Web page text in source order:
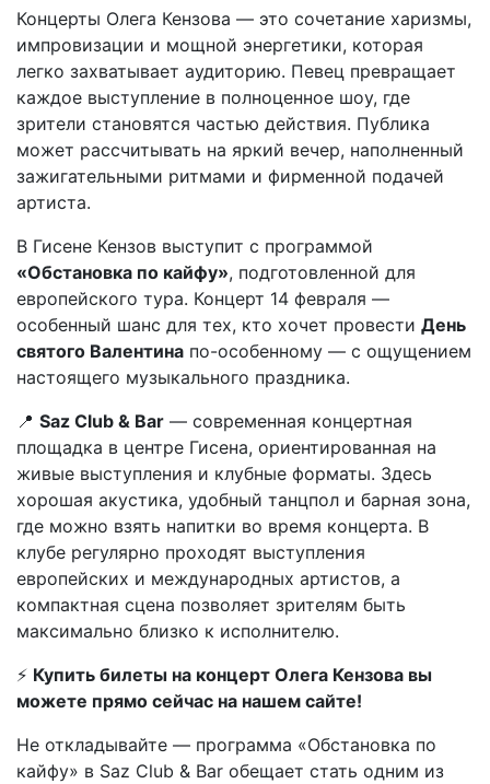
Концерты Олега Кензова — это сочетание харизмы,
импровизации и мощной энергетики, которая
легко захватывает аудиторию. Певец превращает
каждое выступление в полноценное шоу, где
зрители становятся частью действия. Публика
может рассчитывать на яркий вечер, наполненный
зажигательными ритмами и фирменной подачей
артиста.
В Гисене Кензов выступит с программой
«Обстановка по кайфу», подготовленной для
европейского тура. Концерт 14 февраля —
особенный шанс для тех, кто хочет провести День
святого Валентина по-особенному — с ощущением
настоящего музыкального праздника.
📍 Saz Club & Bar — современная концертная
площадка в центре Гисена, ориентированная на
живые выступления и клубные форматы. Здесь
хорошая акустика, удобный танцпол и барная зона,
где можно взять напитки во время концерта. В
клубе регулярно проходят выступления
европейских и международных артистов, а
компактная сцена позволяет зрителям быть
максимально близко к исполнителю.
⚡ Купить билеты на концерт Олега Кензова вы
можете прямо сейчас на нашем сайте!
Не откладывайте — программа «Обстановка по
кайфу» в Saz Club & Bar обещает стать одним из